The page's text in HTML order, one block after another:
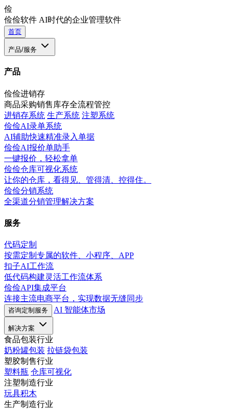
俭
俭俭软件 AI时代的企业管理软件
首页
产品/服务
产品
俭俭进销存
商品采购销售库存全流程管控
进销存系统 生产系统 注塑系统
俭俭AI录单系统
AI辅助快速精准录入单据
俭俭AI报价单助手
一键报价，轻松拿单
俭俭仓库可视化系统
让你的仓库，看得见、管得清、控得住。
俭俭分销系统
全渠道分销管理解决方案
服务
代码定制
按需定制专属的软件、小程序、APP
扣子AI工作流
低代码构建灵活工作流体系
俭俭API集成平台
连接主流电商平台，实现数据无缝同步
咨询定制服务 AI 智能体市场
解决方案
食品包装行业
奶粉罐包装 拉链袋包装
塑胶制售行业
塑料瓶 仓库可视化
注塑制造行业
玩具积木
生产制造行业